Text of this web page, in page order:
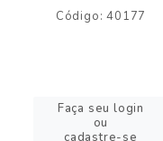
Código: 40177
Faça seu login
ou
cadastre-se